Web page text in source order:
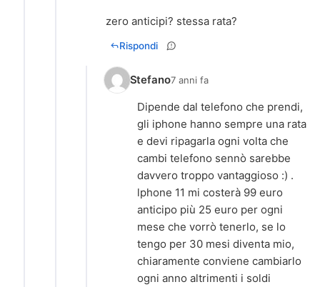
zero anticipi? stessa rata?
Rispondi
Stefano7 anni fa
Dipende dal telefono che prendi,
gli iphone hanno sempre una rata
e devi ripagarla ogni volta che
cambi telefono sennò sarebbe
davvero troppo vantaggioso :) .
lphone 11 mi costerà 99 euro
anticipo più 25 euro per ogni
mese che vorrò tenerlo, se lo
tengo per 30 mesi diventa mio,
chiaramente conviene cambiarlo
ogni anno altrimenti i soldi